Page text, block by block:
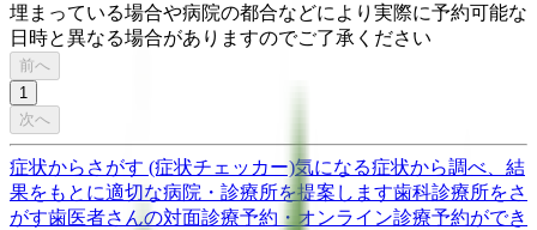
埋まっている場合や病院の都合などにより実際に予約可能な
日時と異なる場合がありますのでご了承ください
前へ
1
次へ
症状からさがす (症状チェッカー)気になる症状から調べ、結
果をもとに適切な病院・診療所を提案します歯科診療所をさ
がす歯医者さんの対面診療予約・オンライン診療予約ができ